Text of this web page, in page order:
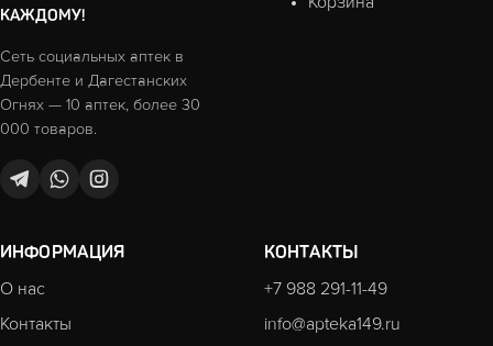
КАЖДОМУ!
Сеть социальных аптек в
Дербенте и Дагестанских
Огнях — 10 аптек, более 30
000 товаров.
ИНФОРМАЦИЯ
О нас
Контакты
КОНТАКТЫ
+7 988 291-11-49
info@apteka149.ru